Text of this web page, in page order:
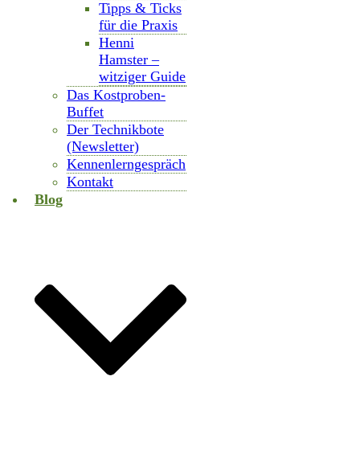
Tipps & Ticks
für die Praxis
Henni
Hamster –
witziger Guide
Das Kostproben-
Buffet
Der Technikbote
(Newsletter)
Kennenlerngespräch
Kontakt
Blog